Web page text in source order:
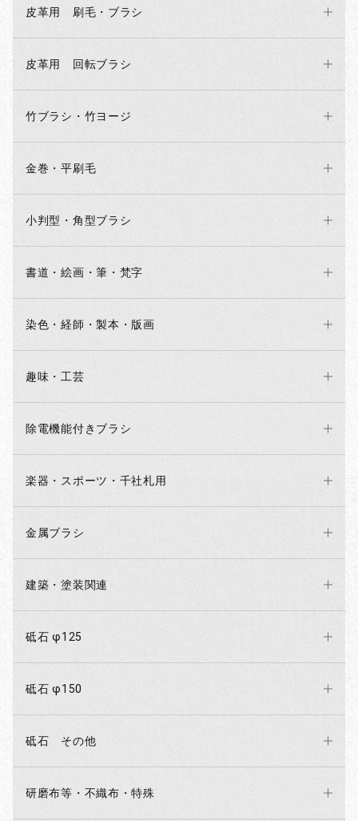
皮革用 刷毛・ブラシ
皮革用 回転ブラシ
竹ブラシ・竹ヨージ
金巻・平刷毛
小判型・角型ブラシ
書道・絵画・筆・梵字
染色・経師・製本・版画
趣味・工芸
除電機能付きブラシ
楽器・スポーツ・千社札用
金属ブラシ
建築・塗装関連
砥石 φ125
砥石 φ150
砥石 その他
研磨布等・不織布・特殊